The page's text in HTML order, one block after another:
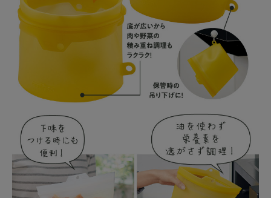
INFORMATION
ご利用ガイド
プライバシーポリシー
特定商取引法について
お問い合わせ